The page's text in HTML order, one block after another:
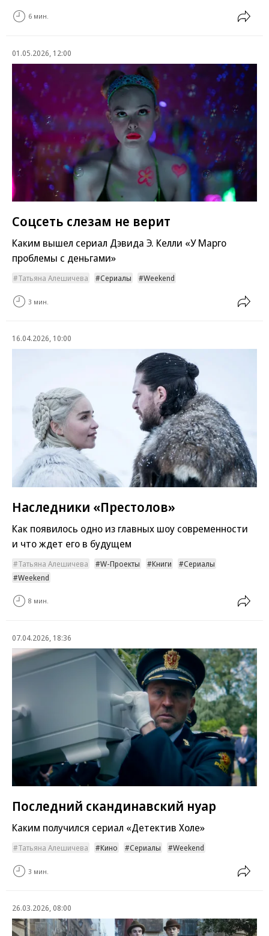
6 мин.
01.05.2026, 12:00
Соцсеть слезам не верит
Каким вышел сериал Дэвида Э. Келли «У Марго
проблемы с деньгами»
Татьяна Алешичева Сериалы Weekend
3 мин.
16.04.2026, 10:00
Наследники «Престолов»
Как появилось одно из главных шоу современности
и что ждет его в будущем
Татьяна Алешичева W-Проекты Книги
Сериалы
Weekend
8 мин.
07.04.2026, 18:36
Последний скандинавский нуар
Каким получился сериал «Детектив Холе»
Татьяна Алешичева Кино Сериалы Weekend
3 мин.
26.03.2026, 08:00